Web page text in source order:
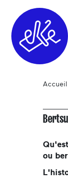
Accueil
ou